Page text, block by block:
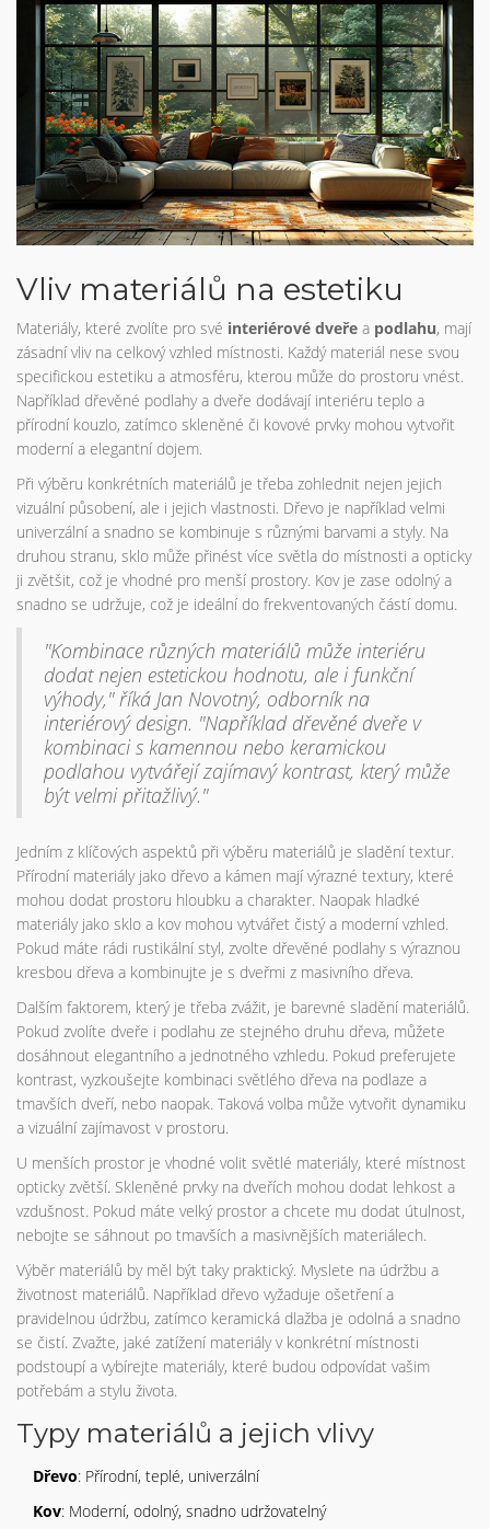
Vliv materiálů na estetiku
Materiály, které zvolíte pro své interiérové dveře a podlahu, mají
zásadní vliv na celkový vzhled místnosti. Každý materiál nese svou
specifickou estetiku a atmosféru, kterou může do prostoru vnést.
Například dřevěné podlahy a dveře dodávají interiéru teplo a
přírodní kouzlo, zatímco skleněné či kovové prvky mohou vytvořit
moderní a elegantní dojem.
Při výběru konkrétních materiálů je třeba zohlednit nejen jejich
vizuální působení, ale i jejich vlastnosti. Dřevo je například velmi
univerzální a snadno se kombinuje s různými barvami a styly. Na
druhou stranu, sklo může přinést více světla do místnosti a opticky
ji zvětšit, což je vhodné pro menší prostory. Kov je zase odolný a
snadno se udržuje, což je ideální do frekventovaných částí domu.
"Kombinace různých materiálů může interiéru
dodat nejen estetickou hodnotu, ale i funkční
výhody," říká Jan Novotný, odborník na
interiérový design. "Například dřevěné dveře v
kombinaci s kamennou nebo keramickou
podlahou vytvářejí zajímavý kontrast, který může
být velmi přitažlivý."
Jedním z klíčových aspektů při výběru materiálů je sladění textur.
Přírodní materiály jako dřevo a kámen mají výrazné textury, které
mohou dodat prostoru hloubku a charakter. Naopak hladké
materiály jako sklo a kov mohou vytvářet čistý a moderní vzhled.
Pokud máte rádi rustikální styl, zvolte dřevěné podlahy s výraznou
kresbou dřeva a kombinujte je s dveřmi z masivního dřeva.
Dalším faktorem, který je třeba zvážit, je barevné sladění materiálů.
Pokud zvolíte dveře i podlahu ze stejného druhu dřeva, můžete
dosáhnout elegantního a jednotného vzhledu. Pokud preferujete
kontrast, vyzkoušejte kombinaci světlého dřeva na podlaze a
tmavších dveří, nebo naopak. Taková volba může vytvořit dynamiku
a vizuální zajímavost v prostoru.
U menších prostor je vhodné volit světlé materiály, které místnost
opticky zvětší. Skleněné prvky na dveřích mohou dodat lehkost a
vzdušnost. Pokud máte velký prostor a chcete mu dodat útulnost,
nebojte se sáhnout po tmavších a masivnějších materiálech.
Výběr materiálů by měl být taky praktický. Myslete na údržbu a
životnost materiálů. Například dřevo vyžaduje ošetření a
pravidelnou údržbu, zatímco keramická dlažba je odolná a snadno
se čistí. Zvažte, jaké zatížení materiály v konkrétní místnosti
podstoupí a vybírejte materiály, které budou odpovídat vašim
potřebám a stylu života.
Typy materiálů a jejich vlivy
Dřevo: Přírodní, teplé, univerzální
Kov: Moderní, odolný, snadno udržovatelný